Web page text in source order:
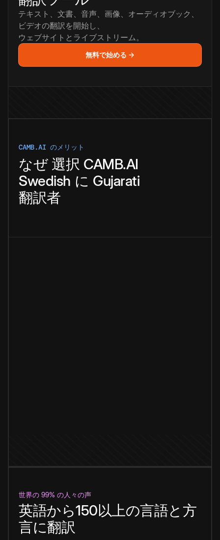
テキスト、文書、音声、画像、オーディオブック、
ビデオの翻訳を開始し、
ウェブサイトとライブストリーム。
無料で始める →
CAMB.AI のメリット
なぜ 選択 CAMB.AI
Swedish に Gujarati
翻訳者
世界の 99% の人々の声
英語から150以上の言語と方
言に翻訳